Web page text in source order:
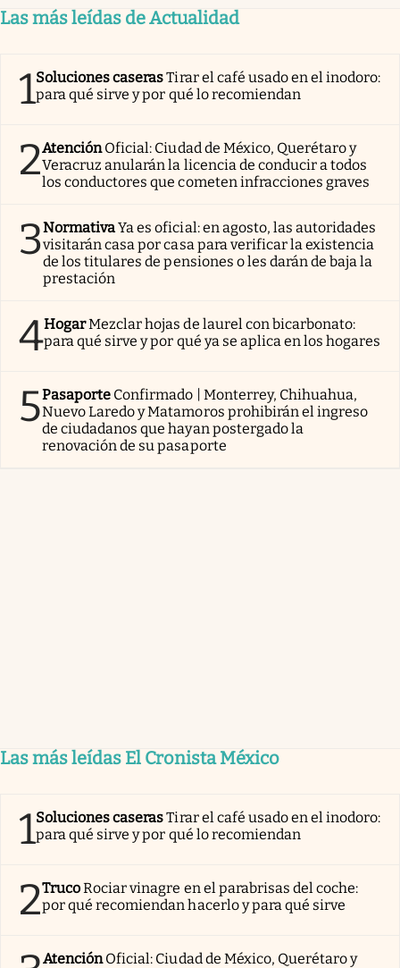
Las más leídas de Actualidad
1Soluciones caserasTirar el café usado en el inodoro:
para qué sirve y por qué lo recomiendan
2AtenciónOficial: Ciudad de México, Querétaro y
Veracruz anularán la licencia de conducir a todos
los conductores que cometen infracciones graves
3NormativaYa es oficial: en agosto, las autoridades
visitarán casa por casa para verificar la existencia
de los titulares de pensiones o les darán de baja la
prestación
4HogarMezclar hojas de laurel con bicarbonato:
para qué sirve y por qué ya se aplica en los hogares
5Pasaporte Confirmado | Monterrey, Chihuahua,
Nuevo Laredo y Matamoros prohibirán el ingreso
de ciudadanos que hayan postergado la
renovación de su pasaporte
Las más leídas El Cronista México
1Soluciones caserasTirar el café usado en el inodoro:
para qué sirve y por qué lo recomiendan
2TrucoRociar vinagre en el parabrisas del coche:
por qué recomiendan hacerlo y para qué sirve
AtenciónOficial: Ciudad de México, Querétaro y